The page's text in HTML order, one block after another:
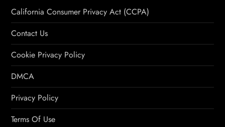
California Consumer Privacy Act (CCPA)
Contact Us
Cookie Privacy Policy
DMCA
Privacy Policy
Terms Of Use